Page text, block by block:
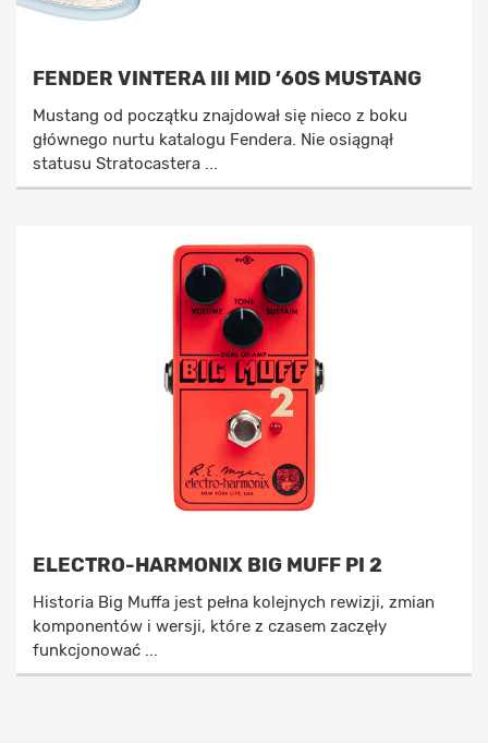
FENDER VINTERA III MID ’60S MUSTANG
Mustang od początku znajdował się nieco z boku
głównego nurtu katalogu Fendera. Nie osiągnął
statusu Stratocastera ...
ELECTRO-HARMONIX BIG MUFF PI 2
Historia Big Muffa jest pełna kolejnych rewizji, zmian
komponentów i wersji, które z czasem zaczęły
funkcjonować ...